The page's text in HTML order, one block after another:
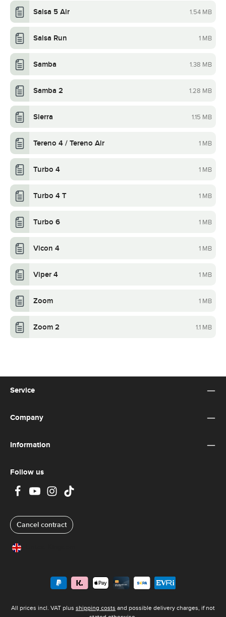
Salsa 5 Air 1.54 MB
Salsa Run 1 MB
Samba 1.38 MB
Samba 2 1.28 MB
Sierra 1.15 MB
Tereno 4 / Tereno Air 1 MB
Turbo 4 1 MB
Turbo 4 T 1 MB
Turbo 6 1 MB
Vicon 4 1 MB
Viper 4 1 MB
Zoom 1 MB
Zoom 2 1.1 MB
Service
Company
Information
Follow us
Cancel contract
All prices incl. VAT plus shipping costs and possible delivery charges, if not